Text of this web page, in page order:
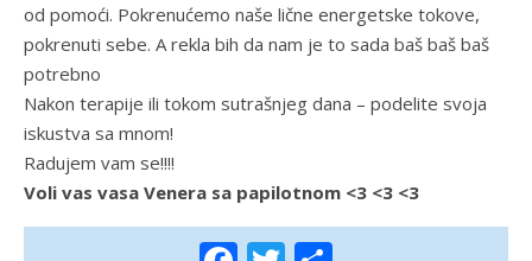
od pomoći. Pokrenućemo naše lične energetske tokove,
pokrenuti sebe. A rekla bih da nam je to sada baš baš baš
potrebno
Nakon terapije ili tokom sutrašnjeg dana – podelite svoja
iskustva sa mnom!
Radujem vam se!!!!
Voli vas vasa Venera sa papilotnom <3 <3 <3